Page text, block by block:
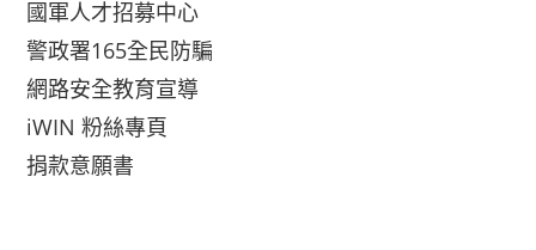
國軍人才招募中心
警政署165全民防騙
網路安全教育宣導
iWIN 粉絲專頁
捐款意願書